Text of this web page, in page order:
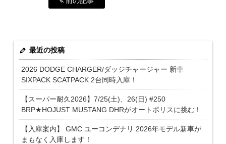
最近の投稿
2026 DODGE CHARGER/ダッジチャージャー 新車
SIXPACK SCATPACK 2台同時入庫！
【スーパー耐久2026】7/25(土)、26(日) #250
BRP★HOJUST MUSTANG DHRがオートポリスに挑む！
【入庫案内】 GMC ユーコンデナリ 2026年モデル新車が
まもなく入庫します！